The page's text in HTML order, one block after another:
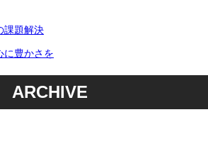
課題解決
に豊かさを
ARCHIVE